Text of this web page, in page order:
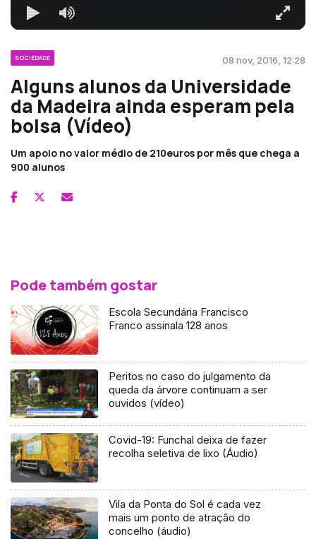
SOCIEDADE 08 nov, 2016, 12:28
Alguns alunos da Universidade
da Madeira ainda esperam pela
bolsa (Vídeo)
Um apoio no valor médio de 210euros por mês que chega a
900 alunos
Pode também gostar
Escola Secundária Francisco
Franco assinala 128 anos
Peritos no caso do julgamento da
queda da árvore continuam a ser
ouvidos (vídeo)
Covid-19: Funchal deixa de fazer
recolha seletiva de lixo (Áudio)
Vila da Ponta do Sol é cada vez
mais um ponto de atração do
concelho (áudio)